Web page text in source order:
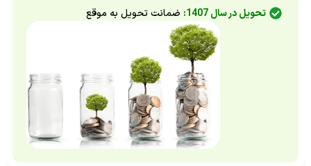
تحویل در سال 1407:
ضمانت تحویل به موقع